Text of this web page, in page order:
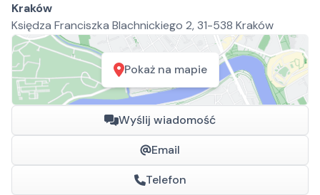
Kraków
Księdza Franciszka Blachnickiego 2, 31-538 Kraków
Pokaż na mapie
Wyślij wiadomość
Email
Telefon